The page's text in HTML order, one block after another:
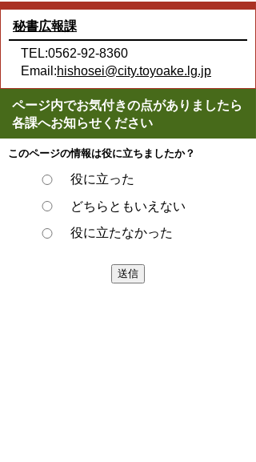
秘書広報課
TEL:0562-92-8360
Email:hishosei@city.toyoake.lg.jp
ページ内でお気付きの点がありましたら
各課へお知らせください
このページの情報は役に立ちましたか？
役に立った
どちらともいえない
役に立たなかった